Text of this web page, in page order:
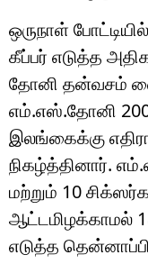
ஒருநாள்
கீப்பர் எடுத்த
தோனி தன்வசம்
எம்.எஸ்.தோனி
இலங்கைக்கு
நிகழ்த்தினார்.
மற்றும் 10
ஆட்டமிழக்காமல்
எடுத்த